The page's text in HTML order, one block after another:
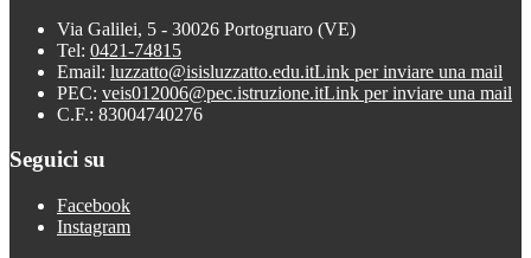
Via Galilei, 5 - 30026 Portogruaro (VE)
Tel: 0421-74815
Email: luzzatto@isisluzzatto.edu.itLink per inviare una mail
PEC: veis012006@pec.istruzione.itLink per inviare una mail
C.F.: 83004740276
Seguici su
Facebook
Instagram